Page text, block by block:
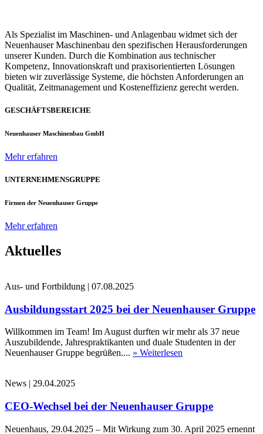
Als Spezialist im Maschinen- und Anlagenbau widmet sich der
Neuenhauser Maschinenbau den spezifischen Herausforderungen
unserer Kunden. Durch die Kombination aus technischer
Kompetenz, Innovationskraft und praxisorientierten Lösungen
bieten wir zuverlässige Systeme, die höchsten Anforderungen an
Qualität, Zeitmanagement und Kosteneffizienz gerecht werden.
GESCHÄFTSBEREICHE
Neuenhauser Maschinenbau GmbH
Mehr erfahren
UNTERNEHMENSGRUPPE
Firmen der Neuenhauser Gruppe
Mehr erfahren
Aktuelles
Aus- und Fortbildung | 07.08.2025
Ausbildungsstart 2025 bei der Neuenhauser Gruppe
Willkommen im Team! Im August durften wir mehr als 37 neue
Auszubildende, Jahrespraktikanten und duale Studenten in der
Neuenhauser Gruppe begrüßen.... » Weiterlesen
News | 29.04.2025
CEO-Wechsel bei der Neuenhauser Gruppe
Neuenhaus, 29.04.2025 – Mit Wirkung zum 30. April 2025 ernennt